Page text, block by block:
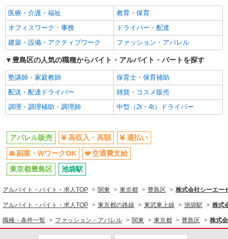
ファッション・アパレル
アパレル販売
同じ特徴から求人を探す
副業・WワークOK 交通費支給
医療・介護・福祉
教育・保育
オフィスワーク・事務
ドライバー・配達
建築・設備・アクティブワーク
ファッション・アパレル
豊島区の人気の職種からバイト・アルバイト・パートを探す
塾講師・家庭教師
保育士・保育補助
配送・配達ドライバー
雑貨・コスメ販売
調理・調理補助・調理師
中型（2t・4t）ドライバー
アパレル販売 高収入・高額
週払い
副業・WワークOK
交通費支給
東京都豊島区
池袋駅
アルバイト・バイト・求人TOP 関東 東京都 豊島区 株式会社シーエー
アルバイト・バイト・求人TOP 東京都の路線 東武東上線 池袋駅 株式
職種・条件一覧 ファッション・アパレル 関東 東京都 豊島区 株式